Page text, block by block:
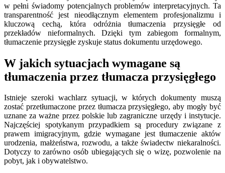
w pełni świadomy potencjalnych problemów interpretacyjnych. Ta
transparentność jest nieodłącznym elementem profesjonalizmu i
kluczową cechą, która odróżnia tłumaczenia przysięgłe od
przekładów nieformalnych. Dzięki tym zabiegom formalnym,
tłumaczenie przysięgłe zyskuje status dokumentu urzędowego.
W jakich sytuacjach wymagane są
tłumaczenia przez tłumacza przysięgłego
Istnieje szeroki wachlarz sytuacji, w których dokumenty muszą
zostać przetłumaczone przez tłumacza przysięgłego, aby mogły być
uznane za ważne przez polskie lub zagraniczne urzędy i instytucje.
Najczęściej spotykanym przypadkiem są procedury związane z
prawem imigracyjnym, gdzie wymagane jest tłumaczenie aktów
urodzenia, małżeństwa, rozwodu, a także świadectw niekaralności.
Dotyczy to zarówno osób ubiegających się o wizę, pozwolenie na
pobyt, jak i obywatelstwo.